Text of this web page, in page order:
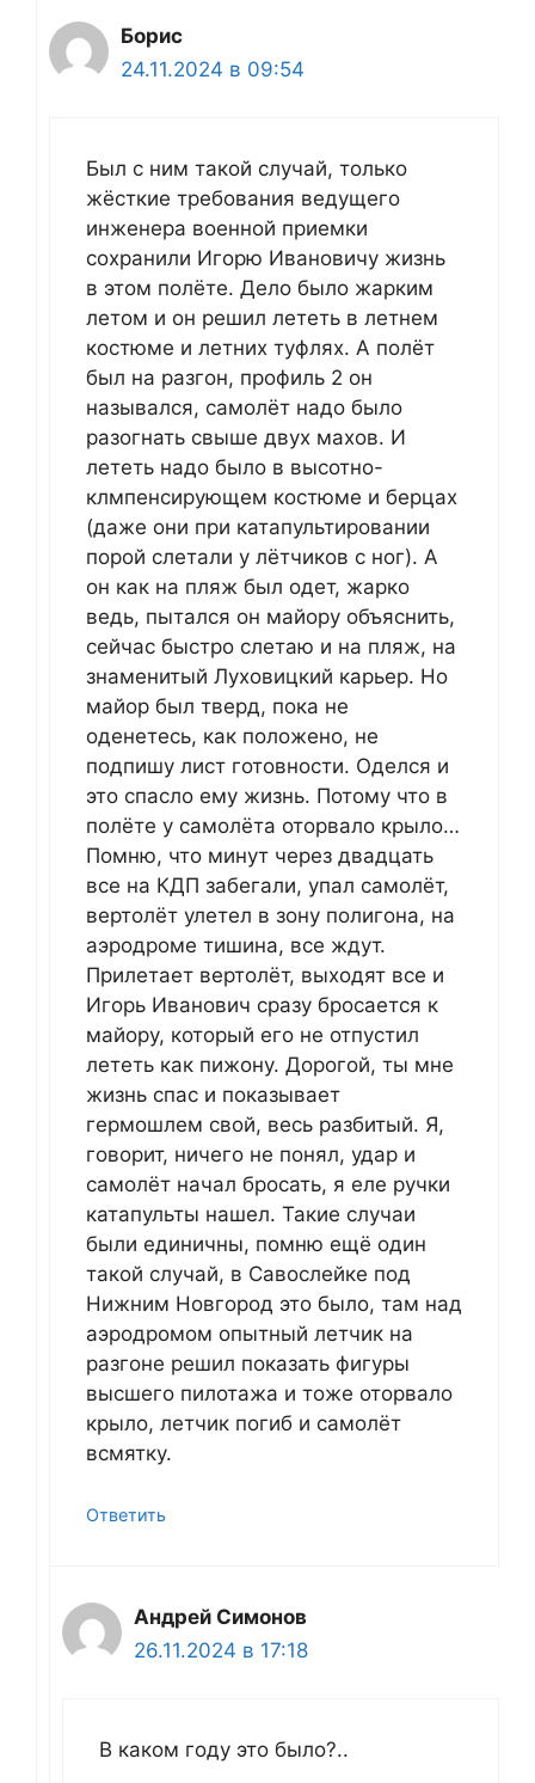
Борис
24.11.2024 в 09:54
Был с ним такой случай, только
жёсткие требования ведущего
инженера военной приемки
сохранили Игорю Ивановичу жизнь
в этом полёте. Дело было жарким
летом и он решил лететь в летнем
костюме и летних туфлях. А полёт
был на разгон, профиль 2 он
назывался, самолёт надо было
разогнать свыше двух махов. И
лететь надо было в высотно-
клмпенсирующем костюме и берцах
(даже они при катапультировании
порой слетали у лётчиков с ног). А
он как на пляж был одет, жарко
ведь, пытался он майору объяснить,
сейчас быстро слетаю и на пляж, на
знаменитый Луховицкий карьер. Но
майор был тверд, пока не
оденетесь, как положено, не
подпишу лист готовности. Оделся и
это спасло ему жизнь. Потому что в
полёте у самолёта оторвало крыло…
Помню, что минут через двадцать
все на КДП забегали, упал самолёт,
вертолёт улетел в зону полигона, на
аэродроме тишина, все ждут.
Прилетает вертолёт, выходят все и
Игорь Иванович сразу бросается к
майору, который его не отпустил
лететь как пижону. Дорогой, ты мне
жизнь спас и показывает
гермошлем свой, весь разбитый. Я,
говорит, ничего не понял, удар и
самолёт начал бросать, я еле ручки
катапульты нашел. Такие случаи
были единичны, помню ещё один
такой случай, в Савослейке под
Нижним Новгород это было, там над
аэродромом опытный летчик на
разгоне решил показать фигуры
высшего пилотажа и тоже оторвало
крыло, летчик погиб и самолёт
всмятку.
Ответить
Андрей Симонов
26.11.2024 в 17:18
В каком году это было?..